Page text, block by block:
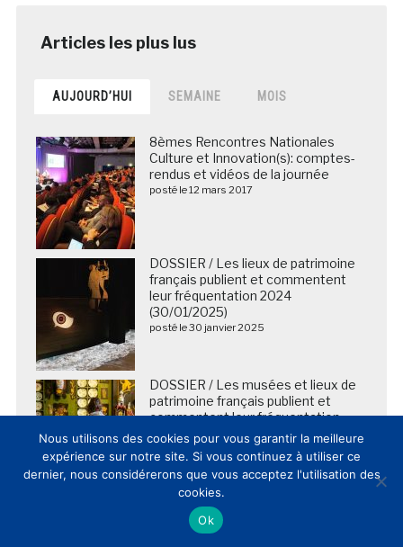
AUJOURD’HUI SEMAINE MOIS
8èmes Rencontres Nationales
Culture et Innovation(s): comptes-
rendus et vidéos de la journée
posté le 12 mars 2017
DOSSIER / Les lieux de patrimoine
français publient et commentent
leur fréquentation 2024
(30/01/2025)
posté le 30 janvier 2025
DOSSIER / Les musées et lieux de
patrimoine français publient et
commentent leur fréquentation
2025 (20/02/2026)
posté le 20 février 2026
2026 – 2028 : le musée d’Orsay
lance un ambitieux chantier pour
améliorer l’accueil de ses visiteurs
Nous utilisons des cookies pour vous garantir la meilleure
expérience sur notre site. Si vous continuez à utiliser ce
dernier, nous considérerons que vous acceptez l'utilisation des
cookies.
Ok